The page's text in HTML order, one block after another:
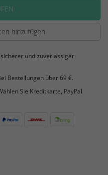
hinzufügen
und zuverlässiger
Bestellungen über 69 €.
Sie Kreditkarte, PayPal